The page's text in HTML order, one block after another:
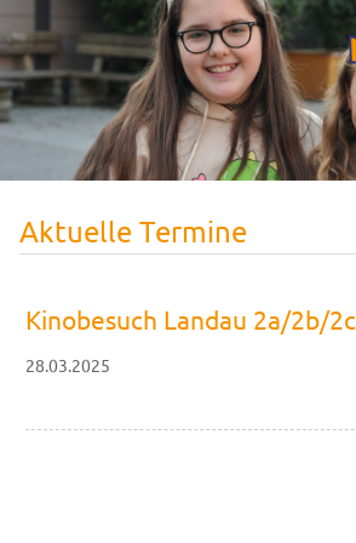
Aktuelle Termine
Kinobesuch Landau 2a/2b/2c
28.03.2025